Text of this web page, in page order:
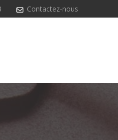
Contactez-nous